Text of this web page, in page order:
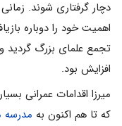
دچار گرفتاری شوند.
اهمیت خود را دوباره
تجمع علمای بزرگ گردید
افزایش بود.
میرزا اقدامات عمرانی
که تا هم اکنون به مدرسه